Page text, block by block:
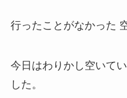
行ったことがなかった
今日はわりかし空いて
した。